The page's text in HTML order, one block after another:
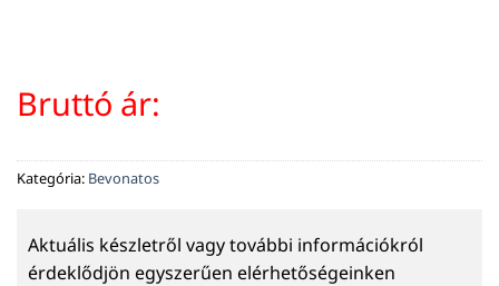
Bruttó ár:
Kategória: Bevonatos
Aktuális készletről vagy további információkról
érdeklődjön egyszerűen elérhetőségeinken